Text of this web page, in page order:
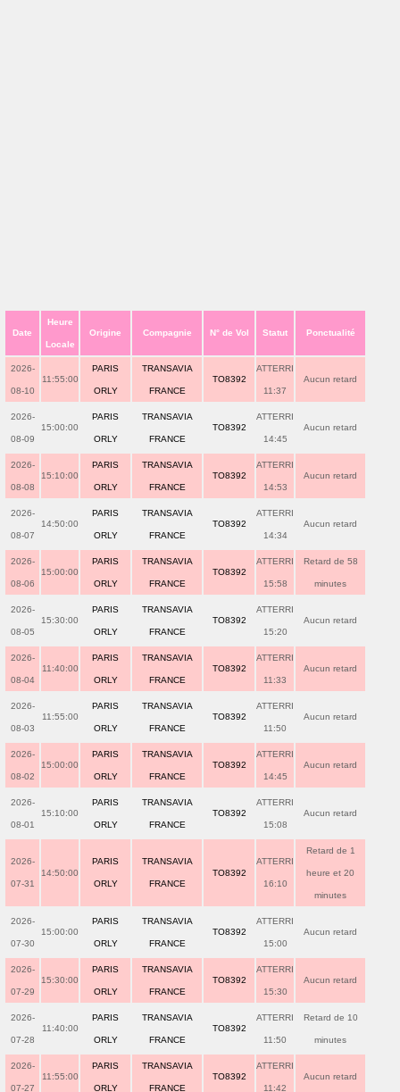
Date
Heure
Locale
Origine Compagnie N° de Vol Statut Ponctualité
2026-
08-10
11:55:00
PARIS
ORLY
TRANSAVIA
FRANCE
TO8392
ATTERRI
11:37
Aucun retard
2026-
08-09
15:00:00
PARIS
ORLY
TRANSAVIA
FRANCE
TO8392
ATTERRI
14:45
Aucun retard
2026-
08-08
15:10:00
PARIS
ORLY
TRANSAVIA
FRANCE
TO8392
ATTERRI
14:53
Aucun retard
2026-
08-07
14:50:00
PARIS
ORLY
TRANSAVIA
FRANCE
TO8392
ATTERRI
14:34
Aucun retard
2026-
08-06
15:00:00
PARIS
ORLY
TRANSAVIA
FRANCE
TO8392
ATTERRI
15:58
Retard de 58
minutes
2026-
08-05
15:30:00
PARIS
ORLY
TRANSAVIA
FRANCE
TO8392
ATTERRI
15:20
Aucun retard
2026-
08-04
11:40:00
PARIS
ORLY
TRANSAVIA
FRANCE
TO8392
ATTERRI
11:33
Aucun retard
2026-
08-03
11:55:00
PARIS
ORLY
TRANSAVIA
FRANCE
TO8392
ATTERRI
11:50
Aucun retard
2026-
08-02
15:00:00
PARIS
ORLY
TRANSAVIA
FRANCE
TO8392
ATTERRI
14:45
Aucun retard
2026-
08-01
15:10:00
PARIS
ORLY
TRANSAVIA
FRANCE
TO8392
ATTERRI
15:08
Aucun retard
2026-
07-31
14:50:00
PARIS
ORLY
TRANSAVIA
FRANCE
TO8392
ATTERRI
16:10
Retard de 1
heure et 20
minutes
2026-
07-30
15:00:00
PARIS
ORLY
TRANSAVIA
FRANCE
TO8392
ATTERRI
15:00
Aucun retard
2026-
07-29
15:30:00
PARIS
ORLY
TRANSAVIA
FRANCE
TO8392
ATTERRI
15:30
Aucun retard
2026-
07-28
11:40:00
PARIS
ORLY
TRANSAVIA
FRANCE
TO8392
ATTERRI
11:50
Retard de 10
minutes
2026-
07-27
11:55:00
PARIS
ORLY
TRANSAVIA
FRANCE
TO8392
ATTERRI
11:42
Aucun retard